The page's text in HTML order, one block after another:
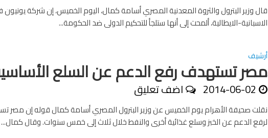
قال وزير البترول والثروة المعدنية المصري أسامة كمال، اليوم الخميس، إن شركة يونيون
الاسبانية-الايطالية، ألمحت إلى أنها ستلجأ للتحكيم الدولى ضد الحكومة...
أرشيف
مصر تستهدف رفع الدعم عن السلع
2014-06-02 اضف تعليق
نقلت صحيفة الأهرام يوم الخميس عن وزير البترول المصري أسامة كمال قوله إن مصر
لرفع الدعم عن الخبز وسلع غذائية أخرى والنفط خلال ثلاث إلى خمس سنوات. وقال كمال...